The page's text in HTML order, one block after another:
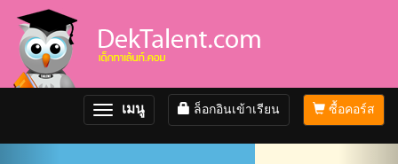
ซื้อคอร์ส
ล็อกอินเข้าเรียน
Toggle
navigation
เมนู